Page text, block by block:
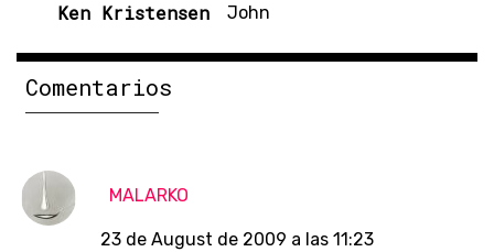
Ken Kristensen John
Comentarios
MALARKO
23 de August de 2009 a las 11:23